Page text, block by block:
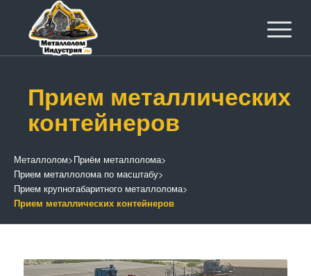
Прием металлических
контейнеров
Металлолом>Приём металлолома>
Прием металлолома по масштабу>
Прием крупногабаритного металлолома>
Прием металлических контейнеров